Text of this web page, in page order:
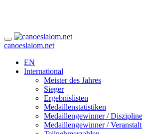
canoeslalom.net
EN
International
Meister des Jahres
Sieger
Ergebnislisten
Medaillenstatistiken
Medaillengewinner /
Medaillengewinner /